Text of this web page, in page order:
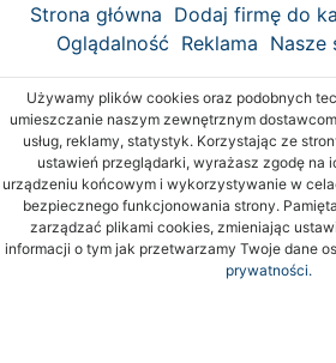
Strona główna Dodaj firmę do
Oglądalność Reklama Nasze
Używamy plików cookies oraz podobnych
umieszczanie naszym zewnętrznym
usług, reklamy, statystyk. Korzystając ze
ustawień przeglądarki, wyrażasz zgodę na
urządzeniu końcowym i wykorzystywanie w
bezpiecznego funkcjonowania strony.
zarządzać plikami cookies, zmieniając
informacji o tym jak przetwarzamy Twoje dane
prywatności.